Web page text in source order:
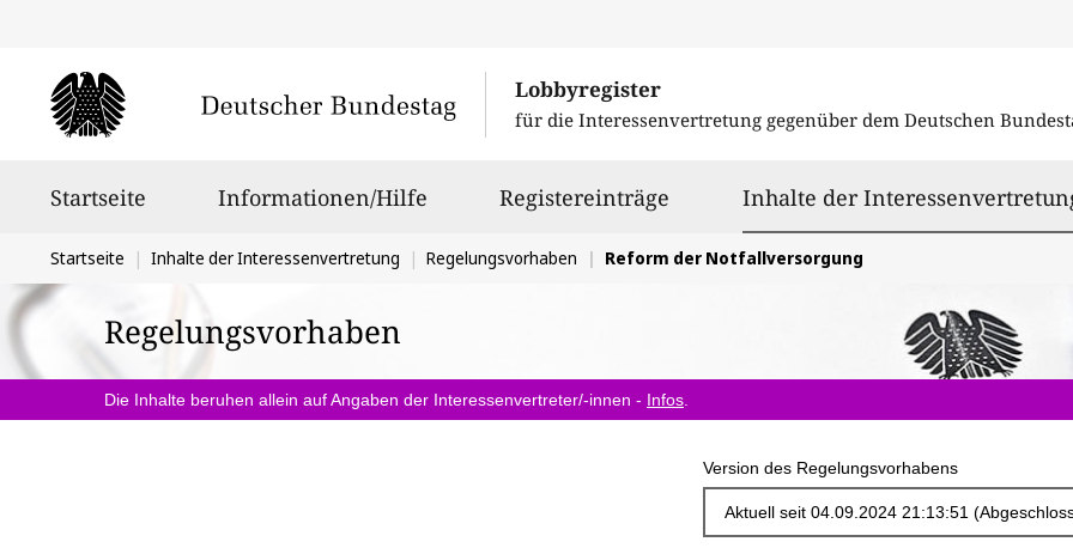
Lobbyregister
für die Interessenvertretung gegenüber dem Deutschen
Startseite Informationen/Hilfe Registereinträge Inhalte der
Sie
befinden
sich
hier:
Startseite Inhalte der Interessenvertretung Regelungsvorhaben Reform der Notfallversorgung
Regelungsvorhaben
Die Inhalte beruhen allein auf Angaben der Interessenvertreter/-innen - Infos
Version des Regelungsvorhabens